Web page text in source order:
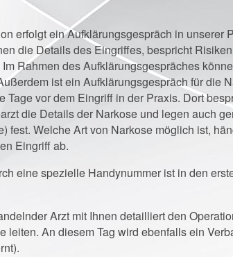
erfolgt ein Aufklärungsgespräch in unserer
die Details des Eingriffes, bespricht
Rahmen des Aufklärungsgespräches
ist ein Aufklärungsgespräch für die
Tage vor dem Eingriff in der Praxis. Dort
die Details der Narkose und legen auch
fest. Welche Art von Narkose möglich ist,
Eingriff ab.
eine spezielle Handynummer ist in den
Arzt mit Ihnen detailliert den
leiten. An diesem Tag wird ebenfalls ein